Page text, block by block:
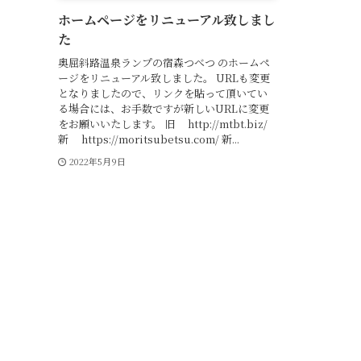
ホームページをリニューアル致しまし
た
奥屈斜路温泉ランプの宿森つべつ のホームペ
ージをリニューアル致しました。 URLも変更
となりましたので、リンクを貼って頂いてい
る場合には、お手数ですが新しいURLに変更
をお願いいたします。 旧 http://mtbt.biz/
新 https://moritsubetsu.com/ 新...
2022年5月9日